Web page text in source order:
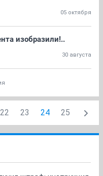
05 октября
изобразили!..
30 августа
22 23 24 25